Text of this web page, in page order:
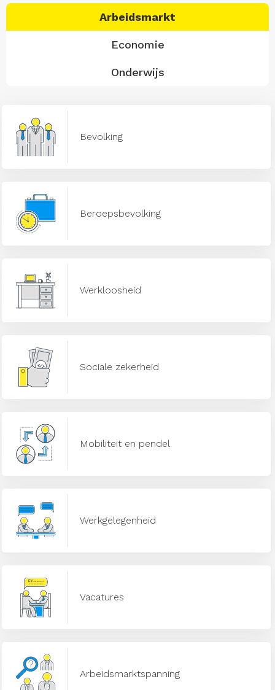
Arbeidsmarkt
Economie
Onderwijs
Bevolking
Beroepsbevolking
Werkloosheid
Sociale zekerheid
Mobiliteit en pendel
Werkgelegenheid
Vacatures
Arbeidsmarktspanning